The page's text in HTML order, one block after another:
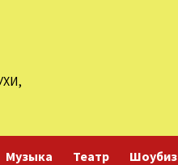
Музыка Театр Шоубиз